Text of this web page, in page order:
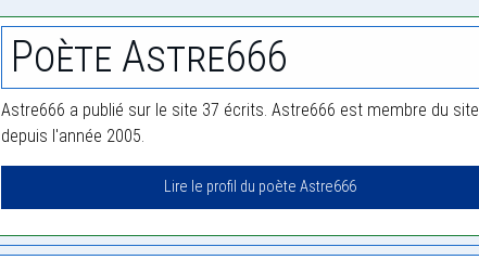
Poète Astre666
Astre666 a publié sur le site 37 écrits. Astre666 est membre du site
depuis l'année 2005.
Lire le profil du poète Astre666